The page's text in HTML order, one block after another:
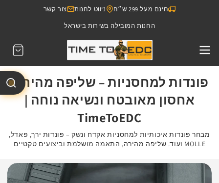
חינם מעל 299 ש״ח ניווט לחנות
צור קשר
החנות המובילה בשירות בישראל
עגלת
קניות
פונדות למחסניות – שליפה מהירה,
אחסון מאובטח ונשיאה נוחה |
TimeToEDC
מבחר פונדות איכותיות למחסניות אקדח ונשק – פונדות ירך, פאדל,
MOLLE ועוד. שליפה מהירה, התאמה מושלמת וביצועים טקטיים